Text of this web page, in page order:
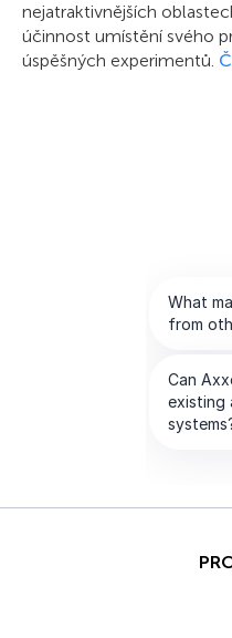
nejatraktivnějších
účinnost umístění svého
úspěšných experimentů.